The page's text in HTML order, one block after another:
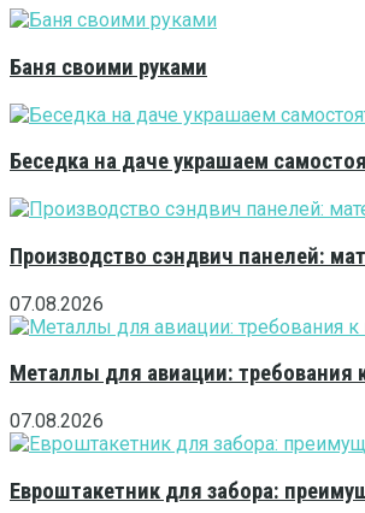
Баня своими руками
Беседка на даче украшаем
Производство сэндвич панелей:
07.08.2026
Металлы для авиации: требования
07.08.2026
Евроштакетник для забора: